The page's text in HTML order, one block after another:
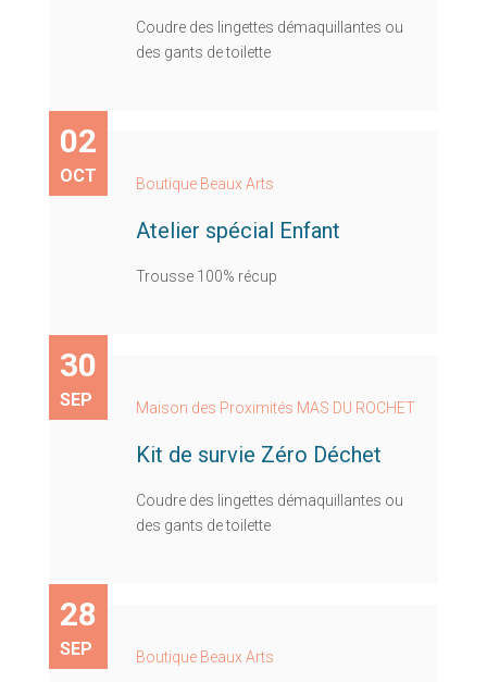
Coudre des lingettes démaquillantes ou
des gants de toilette
02
OCT Boutique Beaux Arts
Atelier spécial Enfant
Trousse 100% récup
30
SEP Maison des Proximités MAS DU ROCHET
Kit de survie Zéro Déchet
Coudre des lingettes démaquillantes ou
des gants de toilette
28
SEP Boutique Beaux Arts